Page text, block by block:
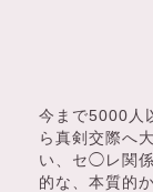
今まで5000人
ら真剣交際へ
い、セ◯レ関
的な、本質的